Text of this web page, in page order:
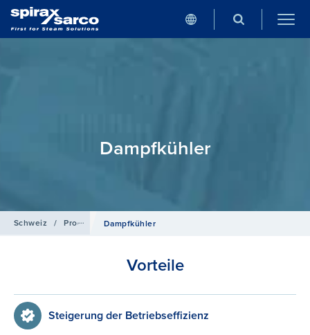
Dampfkühler
Schweiz / Produkte / Mess- und Regeltechnik
Dampfkühler
Vorteile
Steigerung der Betriebseffizienz